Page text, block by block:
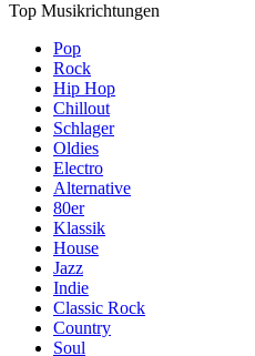
Top Musikrichtungen
Pop
Rock
Hip Hop
Chillout
Schlager
Oldies
Electro
Alternative
80er
Klassik
House
Jazz
Indie
Classic Rock
Country
Soul